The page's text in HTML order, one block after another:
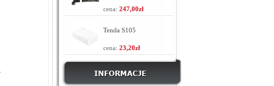
cena: 247,00zł
Tenda S105
cena: 23,20zł